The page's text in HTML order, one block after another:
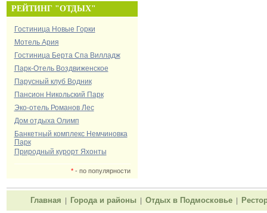
РЕЙТИНГ "ОТДЫХ"
Гостиница Новые Горки
Мотель Ария
Гостиница Берта Спа Вилладж
Парк-Отель Воздвиженское
Парусный клуб Водник
Пансион Никольский Парк
Эко-отель Романов Лес
Дом отдыха Олимп
Банкетный комплекс Немчиновка
Парк
Природный курорт Яхонты
*- по популярности
Главная Города и районы Отдых в Подмосковье